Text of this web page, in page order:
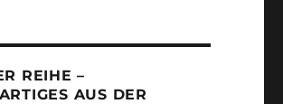
REIHE –
AUS DER V